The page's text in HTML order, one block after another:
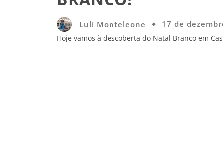
Luli Monteleone 17 de
Hoje vamos à descoberta do Natal Branco em